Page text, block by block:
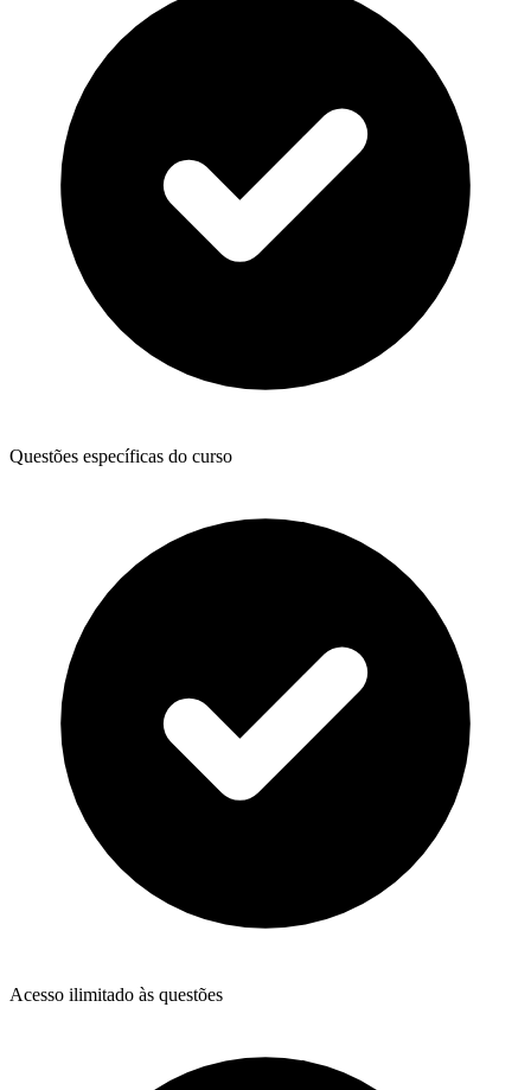
Questões específicas do curso
Acesso ilimitado às questões